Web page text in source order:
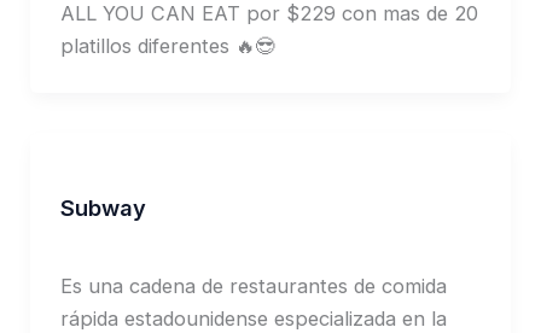
ALL YOU CAN EAT por $229 con mas de 20
platillos diferentes 🔥😎
Subway
Es una cadena de restaurantes de comida
rápida estadounidense especializada en la